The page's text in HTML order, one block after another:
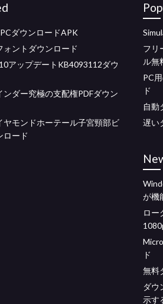
ダウンロードAPK
ォントダウンロード
アップデートKB4093112ダウ
ンダー究極の支配権PDFダウン
ヤモンドホーテール子宮頸部ビ
ロード
フリ
ル無
PC
ド
自動
遅い
が機
ロー
ド
無料
ダウ
示す